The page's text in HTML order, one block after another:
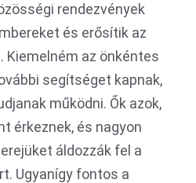
rendezvények
és erősítik az
az önkéntes
segítséget kapnak,
működni. Ők azok,
érkeznek, és nagyon
áldozzák fel a
Ugyanígy fontos a